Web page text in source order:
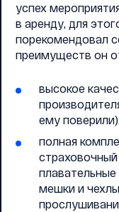
успех
в аренду, для
порекомендовал
преимуществ он
высокое
ему
полная
мешки и